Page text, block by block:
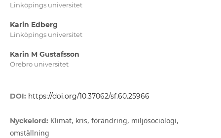
Linköpings universitet
Karin Edberg
Linköpings universitet
Karin M Gustafsson
Örebro universitet
DOI: https://doi.org/10.37062/sf.60.25966
Nyckelord: Klimat, kris, förändring, miljösociologi,
omställning